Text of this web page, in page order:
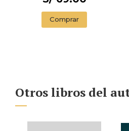
(LIMITED EDITION
WITH SPRAYED
EDGES)
Comprar
Otros libros del